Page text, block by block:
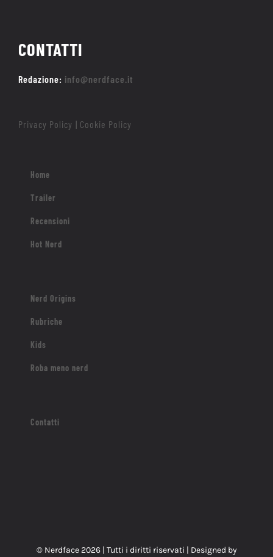
CONTATTI
Redazione: info@nerdface.it
Privacy Policy Cookie Policy
Home
Trailer
Recensioni
Hot Nerd
Nerd Origins
Rubriche
Kids
Roba meno nerd
Contatti
© Nerdface 2026 | Tutti i diritti riservati | Designed by